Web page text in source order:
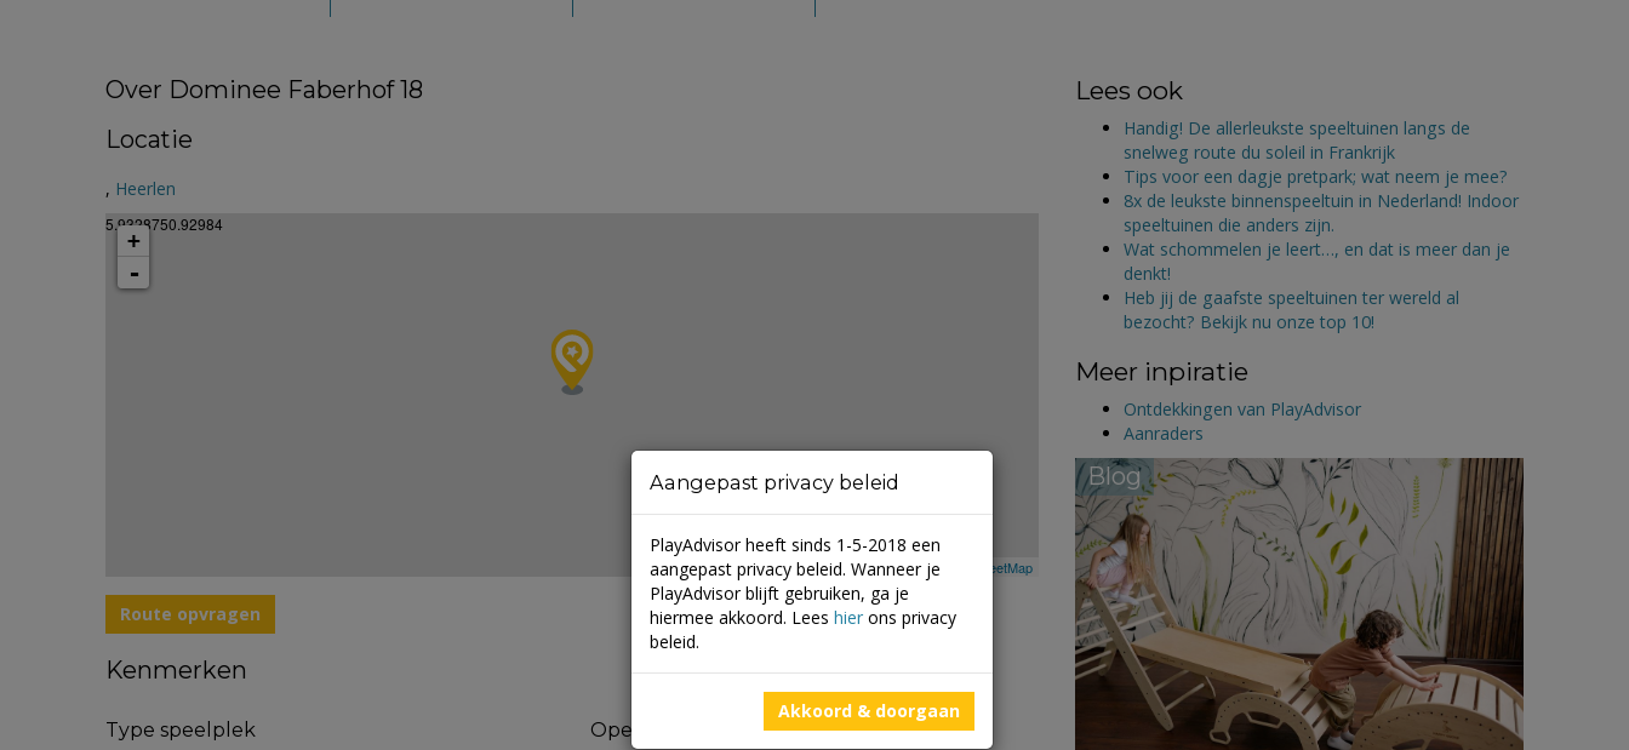
Over Dominee Faberhof 18
Locatie
, Heerlen
5.9328750.92984
+
-
Leaflet | ©Mapbox © OpenStreetMap
Route opvragen
Kenmerken
Type speelplek Openingstijden
Lees ook
Handig! De allerleukste speeltuinen langs de
snelweg route du soleil in Frankrijk
Tips voor een dagje pretpark; wat neem je mee?
8x de leukste binnenspeeltuin in Nederland! Indoor
speeltuinen die anders zijn.
Wat schommelen je leert…, en dat is meer dan je
denkt!
Heb jij de gaafste speeltuinen ter wereld al
bezocht? Bekijk nu onze top 10!
Meer inpiratie
Ontdekkingen van PlayAdvisor
Aanraders
Blog
Aangepast privacy beleid
PlayAdvisor heeft sinds 1-5-2018 een
aangepast privacy beleid. Wanneer je
PlayAdvisor blijft gebruiken, ga je
hiermee akkoord. Lees hier ons privacy
beleid.
Akkoord & doorgaan